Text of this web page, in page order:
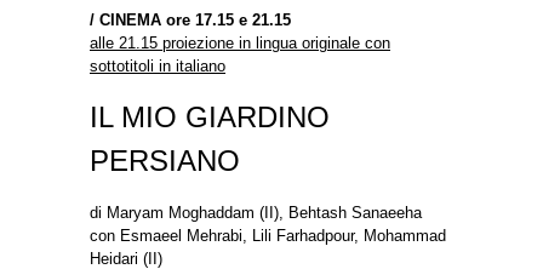
/ CINEMA ore 17.15 e 21.15
alle 21.15 proiezione in lingua originale con
sottotitoli in italiano
IL MIO GIARDINO
PERSIANO
di Maryam Moghaddam (II), Behtash Sanaeeha
con Esmaeel Mehrabi, Lili Farhadpour, Mohammad
Heidari (II)